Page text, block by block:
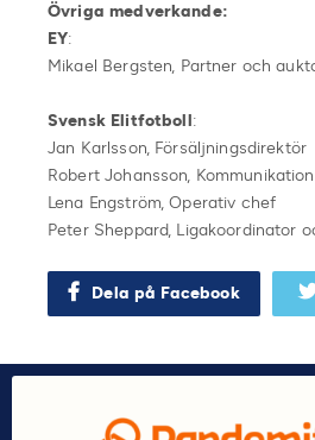
Övriga medverkande:
EY:
Mikael Bergsten, Partner och
Svensk Elitfotboll:
Jan Karlsson, Försäljningsdirektör
Robert Johansson,
Lena Engström, Operativ chef
Peter Sheppard, Ligakoordinator
Dela på Facebook